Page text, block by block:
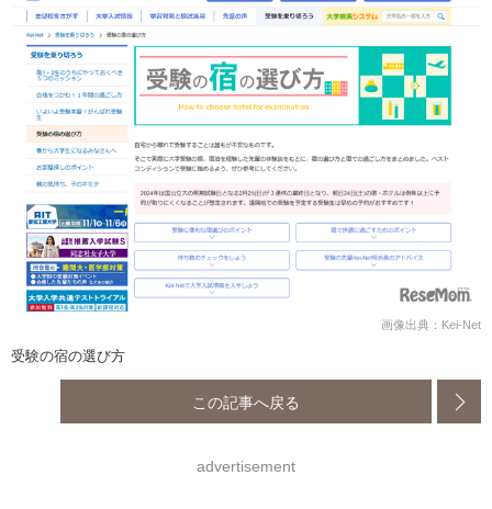
画像出典：Kei-Net
受験の宿の選び方
この記事へ戻る
advertisement